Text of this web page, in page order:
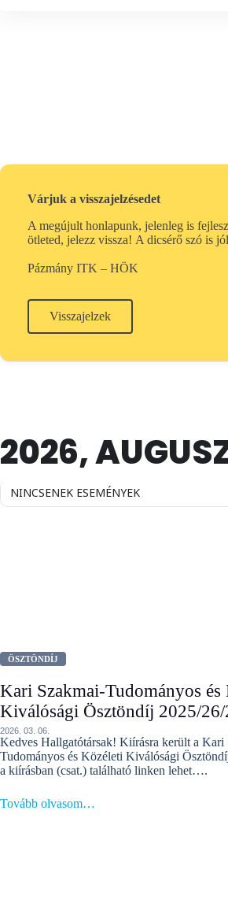
Várjuk a visszajelzésedet
A megújult honlapunk, jelenleg is
ötleted, jelezz vissza! A dicsérő szó is
Pázmány ITK – HÖK
Visszajelzek
2026,
NINCSENEK ESEMÉNYEK
ÖSZTÖNDÍJ
Kari Szakmai-Tudományos és
Kiválósági Ösztöndíj 2025/26/
2026. 03. 06.
Kedves Hallgatótársak! Kiírásra került a Kari
Tudományos és Közéleti Kiválósági
a kiírásban (csat.) található linken lehet….
Tovább olvasom…